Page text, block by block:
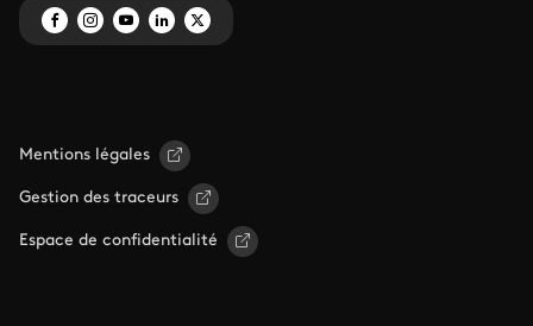
Mentions légales
Gestion des traceurs
Espace de confidentialité